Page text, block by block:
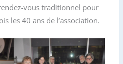
vous traditionnel pour
les 40 ans de l’association.